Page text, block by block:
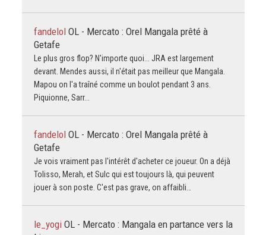
fandelol OL - Mercato : Orel Mangala prêté à
Getafe
Le plus gros flop? N'importe quoi... JRA est largement
devant. Mendes aussi, il n'était pas meilleur que Mangala.
Mapou on l'a traîné comme un boulot pendant 3 ans.
Piquionne, Sarr...
fandelol OL - Mercato : Orel Mangala prêté à
Getafe
Je vois vraiment pas l'intérêt d'acheter ce joueur. On a déjà
Tolisso, Merah, et Sulc qui est toujours là, qui peuvent
jouer à son poste. C'est pas grave, on affaibli…
le_yogi OL - Mercato : Mangala en partance vers la